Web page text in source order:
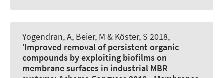
Yogendran, A, Beier, M & Köster, S 2018,
'Improved removal of persistent organic
compounds by exploiting biofilms on
membrane surfaces in industrial MBR